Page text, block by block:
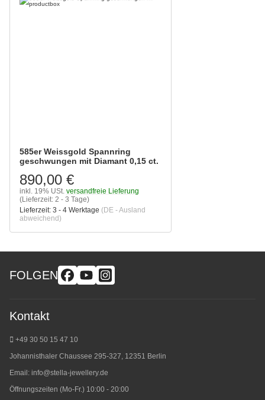
585er Weissgold Spannring
geschwungen mit Diamant 0,15 ct.
890,00 €
inkl. 19% USt. versandfreie Lieferung
(Lieferzeit: 2 - 3 Tage)
Lieferzeit: 3 - 4 Werktage (DE - Ausland
abweichend)
FOLGEN
Kontakt
+49 30 50 15 47 10
Johannisthaler Chaussee 295-327, 12351 Berlin
Email: info@stella-jewellery.de
Öffnungszeiten (Mo-Fr.) 10:00 - 20:00